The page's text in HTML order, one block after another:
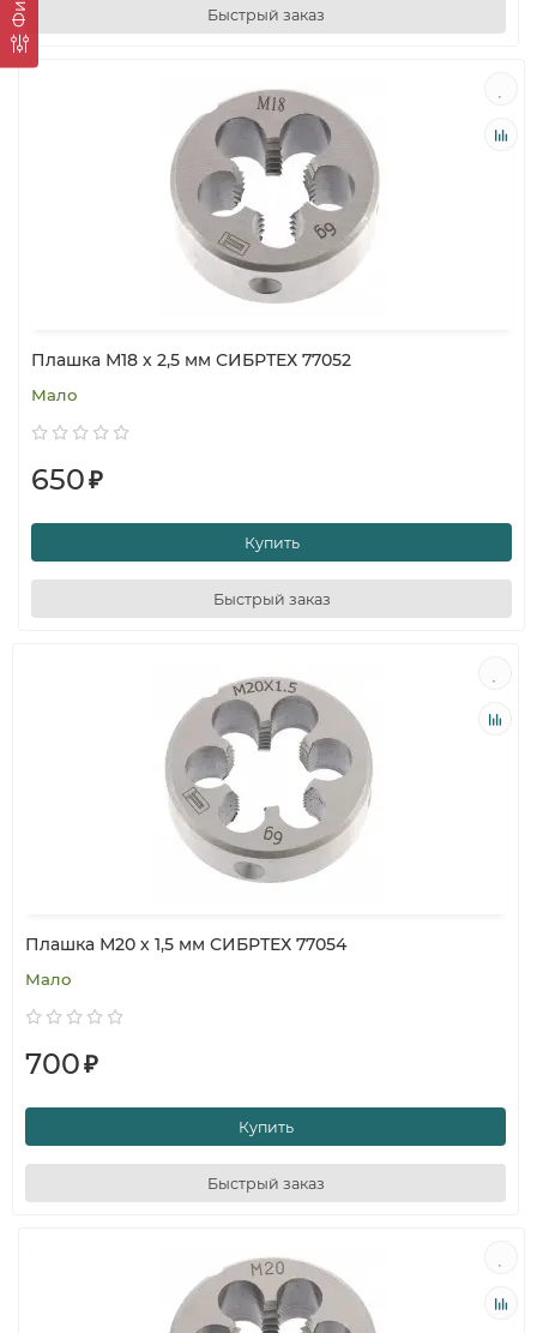
Быстрый заказ
Плашка М18 х 2,5 мм СИБРТЕХ 77052
Мало
650₽
Купить
Быстрый заказ
Плашка М20 х 1,5 мм СИБРТЕХ 77054
Мало
700₽
Купить
Быстрый заказ